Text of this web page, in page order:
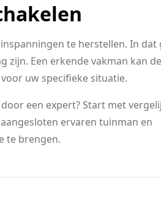
te herstellen. In dat
zijn. Een erkende vakman kan
uw specifieke situatie.
een expert? Start met
ervaren tuinman en
te brengen.